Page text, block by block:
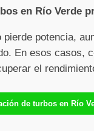
en Río Verde
pierde potencia,
En esos casos,
el
de turbos en Río